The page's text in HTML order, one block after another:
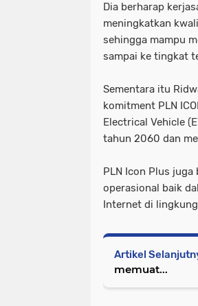
Dia berharap
meningkatkan
sehingga mampu
sampai ke tingkat
Sementara itu
komitment PLN
Electrical Vehicle
tahun 2060 dan
PLN Icon Plus
operasional baik
Internet di
Artikel
memuat...